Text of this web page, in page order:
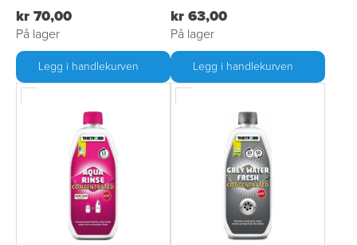
kr 70,00
På lager
Legg i handlekurven
kr 63,00
På lager
Legg i handlekurven